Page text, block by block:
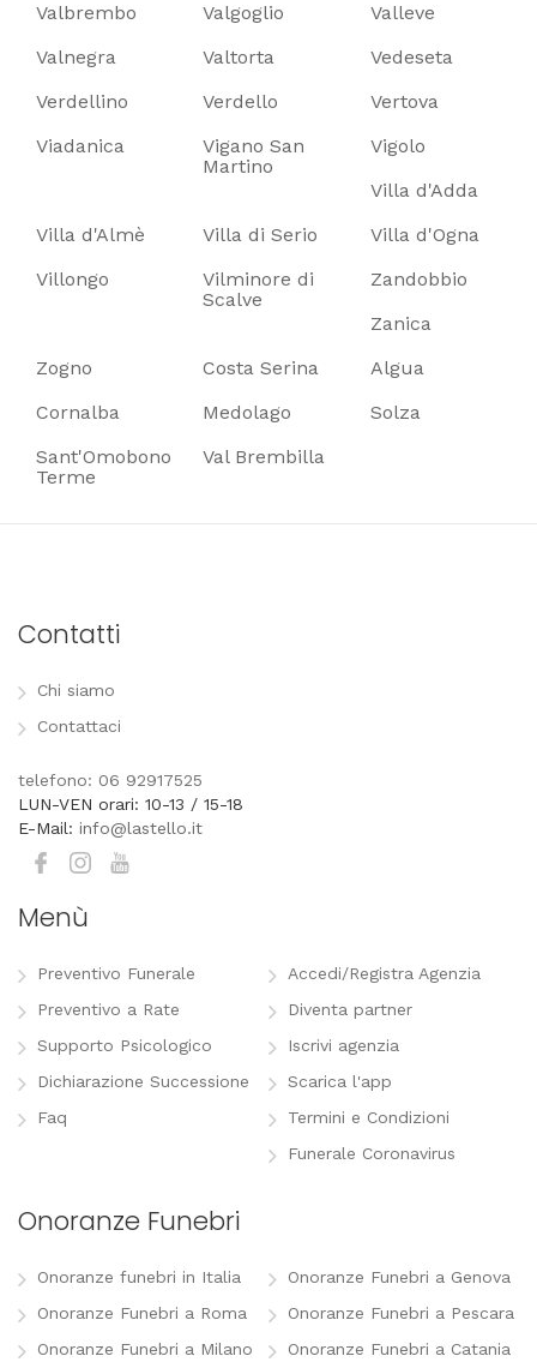
Valbrembo
Valgoglio
Valleve
Valnegra
Valtorta
Vedeseta
Verdellino
Verdello
Vertova
Viadanica
Vigano San
Martino
Vigolo
Villa d'Adda
Villa d'Almè
Villa di Serio
Villa d'Ogna
Villongo
Vilminore di
Scalve
Zandobbio
Zanica
Zogno
Costa Serina
Algua
Cornalba
Medolago
Solza
Sant'Omobono
Terme
Val Brembilla
Contatti
Chi siamo
Contattaci
telefono: 06 92917525
LUN-VEN orari: 10-13 / 15-18
E-Mail: info@lastello.it
Menù
Preventivo Funerale
Preventivo a Rate
Supporto Psicologico
Dichiarazione Successione
Faq
Accedi/Registra Agenzia
Diventa partner
Iscrivi agenzia
Scarica l'app
Termini e Condizioni
Funerale Coronavirus
Onoranze Funebri
Onoranze funebri in Italia
Onoranze Funebri a Roma
Onoranze Funebri a Milano
Onoranze Funebri a Genova
Onoranze Funebri a Pescara
Onoranze Funebri a Catania